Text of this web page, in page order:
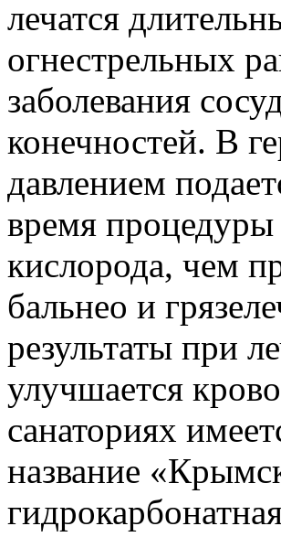
лечатся
огнестрельных
заболевания
конечностей. В
давлением
время
кислорода, чем
бальнео и
результаты при
улучшается
санаториях
название